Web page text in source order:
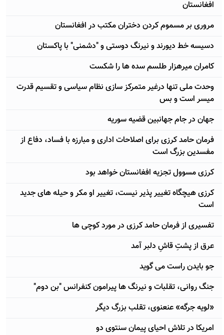
افغانستان
مروری بر مسموم کردن دختران مکتب در افغانستان
دسیسه خط دیورند و نیرنگ دوستی و "دشمنی" با پاکستان
کامران میرهزار طلسم سده ها را شکست
وحدت ملی تنها درغیر متمرکز سازی نظام سیاسی و تقسیم قدرت
میسر است و بس
جهان در جام جهانبین قضیه سوریه
فرمان حامد کرزی برای اصلاحات اداری و مبارزه با فساد، دفاع از
مفسدین بزرگ است
کرزی مسوول تجزیه افغانستان خواهد بود
کرزی هیچگاه تغییر پذیر نیست، تغییر او مکر و حیله های جدید
است
تفسیری از فرمان حامد کرزی در مورد کوچی ها
عرق از پشتِ قاشِ دلبر آمد
جو بایدن راست می گوید
جنگ روانی، تقلبات و نیرنگ ها پیرامون کنفرانس "بن دوم"
«لویه جرگه» عنعنوی، تقلب بزرگ دیگر
امریکا در تلاش احیای پیمان سنتوی دو